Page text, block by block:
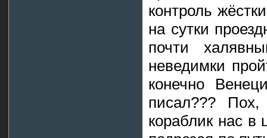
контроль
на сутки
почти
неведимки
конечно
писал???
кораблик нас в